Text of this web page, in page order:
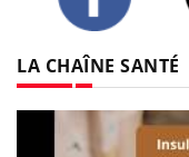
LA CHAÎNE SANTÉ